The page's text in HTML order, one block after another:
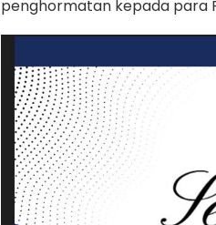
s
M
r
o
w
a
l
i
U
t
a
r
penghormatan kepada para